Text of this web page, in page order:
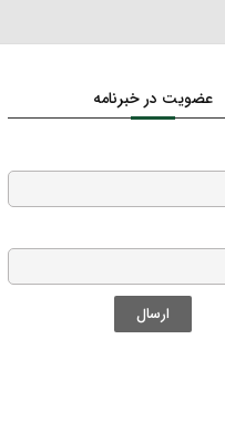
عضویت در خبرنامه
ارسال